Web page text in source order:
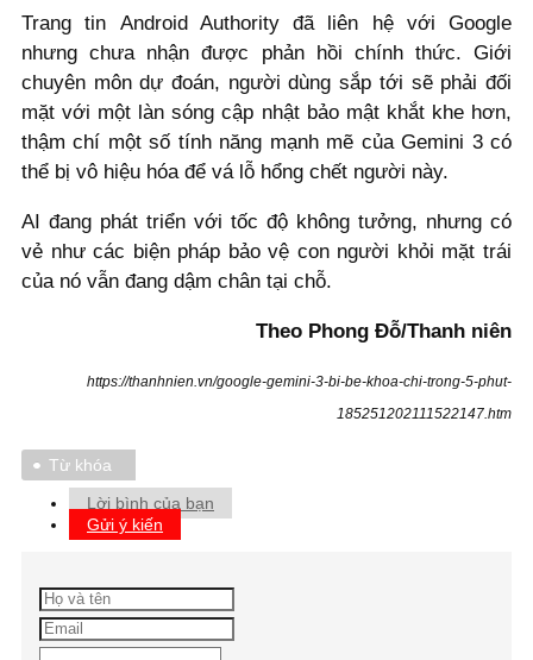
Trang tin Android Authority đã liên hệ với Google
nhưng chưa nhận được phản hồi chính thức. Giới
chuyên môn dự đoán, người dùng sắp tới sẽ phải đối
mặt với một làn sóng cập nhật bảo mật khắt khe hơn,
thậm chí một số tính năng mạnh mẽ của Gemini 3 có
thể bị vô hiệu hóa để vá lỗ hổng chết người này.
AI đang phát triển với tốc độ không tưởng, nhưng có
vẻ như các biện pháp bảo vệ con người khỏi mặt trái
của nó vẫn đang dậm chân tại chỗ.
Theo Phong Đỗ/Thanh niên
https://thanhnien.vn/google-gemini-3-bi-be-khoa-chi-trong-5-phut-
185251202111522147.htm
Từ khóa
Lời bình của bạn
Gửi ý kiến